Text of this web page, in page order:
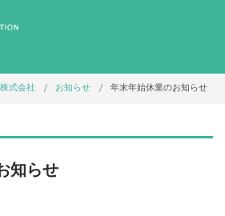
式会社 お知らせ 年末年始休業のお知らせ
知らせ